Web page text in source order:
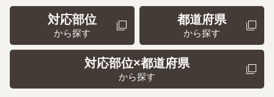
対応部位
から探す
都道府県
から探す
対応部位×都道府県
から探す